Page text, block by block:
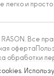
легко и
Все
оферта
обработки
на Moba